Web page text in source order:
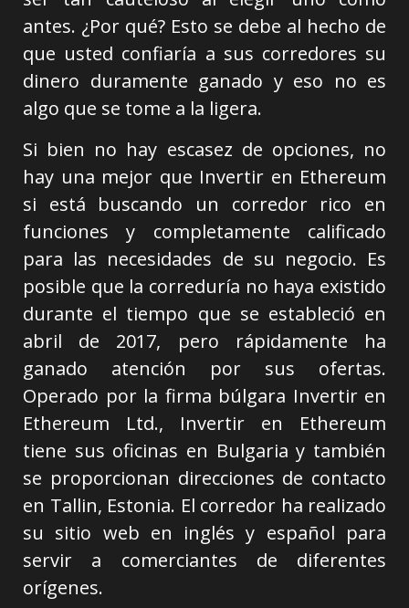
antes. ¿Por qué? Esto se debe al hecho de
que usted confiaría a sus corredores su
dinero duramente ganado y eso no es
algo que se tome a la ligera.
Si bien no hay escasez de opciones, no
hay una mejor que Invertir en Ethereum
si está buscando un corredor rico en
funciones y completamente calificado
para las necesidades de su negocio. Es
posible que la correduría no haya existido
durante el tiempo que se estableció en
abril de 2017, pero rápidamente ha
ganado atención por sus ofertas.
Operado por la firma búlgara Invertir en
Ethereum Ltd., Invertir en Ethereum
tiene sus oficinas en Bulgaria y también
se proporcionan direcciones de contacto
en Tallin, Estonia. El corredor ha realizado
su sitio web en inglés y español para
servir a comerciantes de diferentes
orígenes.